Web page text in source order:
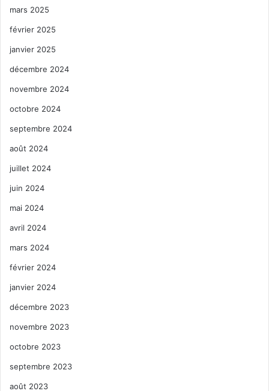
mars 2025
février 2025
janvier 2025
décembre 2024
novembre 2024
octobre 2024
septembre 2024
août 2024
juillet 2024
juin 2024
mai 2024
avril 2024
mars 2024
février 2024
janvier 2024
décembre 2023
novembre 2023
octobre 2023
septembre 2023
août 2023